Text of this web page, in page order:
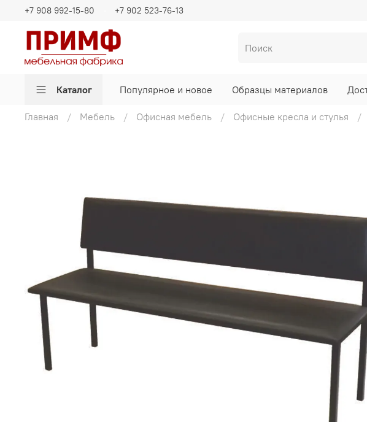
+7 908 992-15-80 +7 902 523-76-13
Каталог Популярное и новое Образцы материалов
Главная Мебель Офисная мебель Офисные кресла и стулья